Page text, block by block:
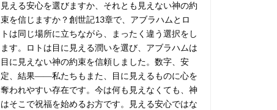
見える安心を選びますか、それとも見えない神の約
束を信じますか？創世記13章で、アブラハムとロ
トは同じ場所に立ちながら、まったく違う選択をし
ます。ロトは目に見える潤いを選び、アブラハムは
目に見えない神の約束を信頼しました。数字、安
定、結果――私たちもまた、目に見えるものに心を
奪われやすい存在です。今は何も見えなくても、神
はそこで祝福を始めるお方です。見える安心ではな